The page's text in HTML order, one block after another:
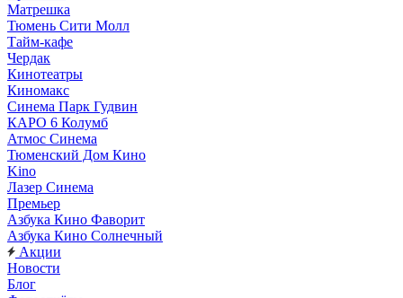
Матрешка
Тюмень Сити Молл
Тайм-кафе
Чердак
Кинотеатры
Киномакс
Синема Парк Гудвин
КАРО 6 Колумб
Атмос Синема
Тюменский Дом Кино
Kino
Лазер Синема
Премьер
Азбука Кино Фаворит
Азбука Кино Солнечный
Акции
Новости
Блог